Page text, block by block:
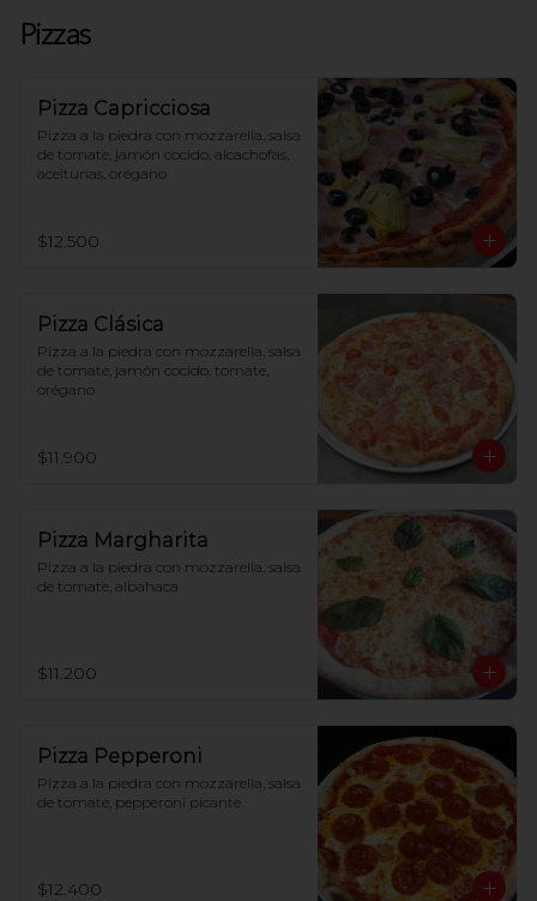
Pizzas
Pizza Capricciosa
Pizza a la piedra con mozzarella, salsa
de tomate, jamón cocido, alcachofas,
aceitunas, orégano
$12.500
Pizza Clásica
Pizza a la piedra con mozzarella, salsa
de tomate, jamón cocido, tomate,
orégano
$11.900
Pizza Margharita
Pizza a la piedra con mozzarella, salsa
de tomate, albahaca
$11.200
Pizza Pepperoni
Pizza a la piedra con mozzarella, salsa
de tomate, pepperoni picante
$12.400